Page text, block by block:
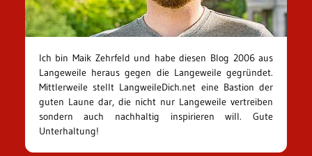
Ich bin Maik Zehrfeld und habe diesen Blog 2006 aus
Langeweile heraus gegen die Langeweile gegründet.
Mittlerweile stellt LangweileDich.net eine Bastion der
guten Laune dar, die nicht nur Langeweile vertreiben
sondern auch nachhaltig inspirieren will. Gute
Unterhaltung!